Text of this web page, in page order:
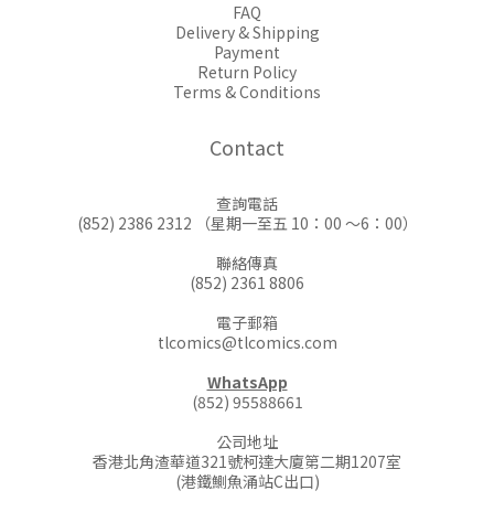
FAQ
Delivery & Shipping
Payment
Return Policy
Terms & Conditions
Contact
查詢電話
(852) 2386 2312 （星期一至五 10：00 ～6：00）
聯絡傳真
(852) 2361 8806
電子郵箱
tlcomics@tlcomics.com
WhatsApp
(852) 95588661
公司地址
香港北角渣華道321號柯達大廈第二期1207室
(港鐵鰂魚涌站C出口)